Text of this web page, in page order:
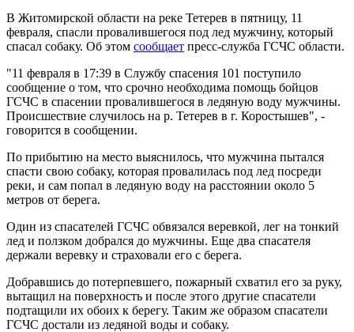
В Житомирской области на реке Тетерев в пятницу, 11
февраля, спасли провалившегося под лед мужчину, который
спасал собаку. Об этом сообщает пресс-служба ГСЧС области.
"11 февраля в 17:39 в Службу спасения 101 поступило
сообщение о том, что срочно необходима помощь бойцов
ГСЧС в спасении провалившегося в ледяную воду мужчины.
Происшествие случилось на р. Тетерев в г. Коростышев", -
говорится в сообщении.
По прибытию на место выяснилось, что мужчина пытался
спасти свою собаку, которая провалилась под лед посреди
реки, и сам попал в ледяную воду на расстоянии около 5
метров от берега.
Один из спасателей ГСЧС обвязался веревкой, лег на тонкий
лед и ползком добрался до мужчины. Еще два спасателя
держали веревку и страховали его с берега.
Добравшись до потерпевшего, пожарный схватил его за руку,
вытащил на поверхность и после этого другие спасатели
подтащили их обоих к берегу. Таким же образом спасатели
ГСЧС достали из ледяной воды и собаку.